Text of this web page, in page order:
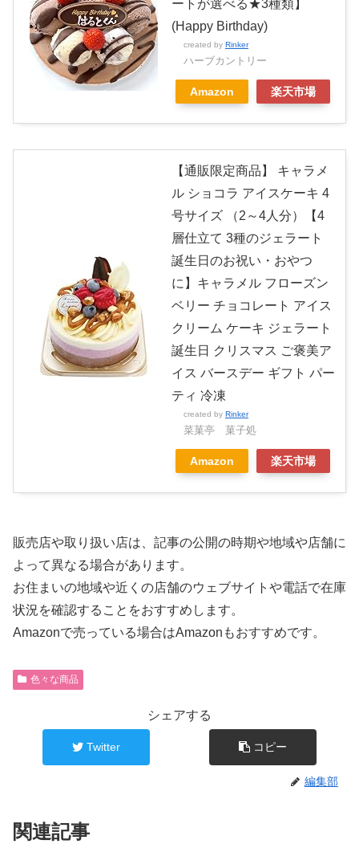
ートが選べる★3種類】
(Happy Birthday)
created by Rinker
ハーブカントリー
Amazon 楽天市場
【通販限定商品】 キャラメ
ル ショコラ アイスケーキ 4
号サイズ （2～4人分）【4
層仕立て 3種のジェラート
誕生日のお祝い・おやつ
に】キャラメル フローズン
ベリー チョコレート アイス
クリーム ケーキ ジェラート
誕生日 クリスマス ご褒美ア
イス バースデー ギフト パー
ティ 冷凍
created by Rinker
菜菓亭 菓子処
Amazon 楽天市場
販売店や取り扱い店は、記事の公開の時期や地域や店舗に
よって異なる場合があります。
お住まいの地域や近くの店舗のウェブサイトや電話で在庫
状況を確認することをおすすめします。
Amazonで売っている場合はAmazonもおすすめです。
色々な商品
シェアする
Twitter コピー
編集部
関連記事